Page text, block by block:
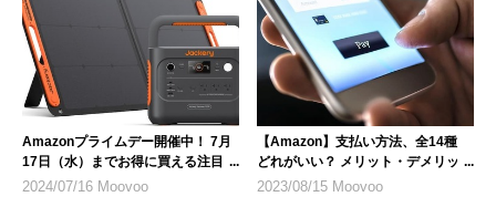
Amazonプライムデー開催中！ 7月
17日（水）までお得に買える注目商
品を紹介
2024/07/16 Moovoo
【Amazon】支払い方法、全14種
どれがいい？ メリット・デメリット
を解説
2023/08/15 Moovoo